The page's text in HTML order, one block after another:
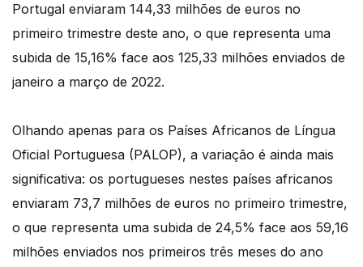
Portugal enviaram 144,33 milhões de euros no
primeiro trimestre deste ano, o que representa uma
subida de 15,16% face aos 125,33 milhões enviados de
janeiro a março de 2022.
Olhando apenas para os Países Africanos de Língua
Oficial Portuguesa (PALOP), a variação é ainda mais
significativa: os portugueses nestes países africanos
enviaram 73,7 milhões de euros no primeiro trimestre,
o que representa uma subida de 24,5% face aos 59,16
milhões enviados nos primeiros três meses do ano